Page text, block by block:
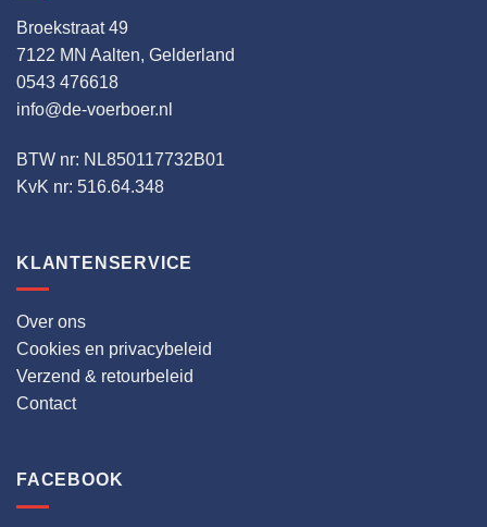
Broekstraat 49
7122 MN Aalten, Gelderland
0543 476618
info@de-voerboer.nl
BTW nr: NL850117732B01
KvK nr: 516.64.348
KLANTENSERVICE
Over ons
Cookies en privacybeleid
Verzend & retourbeleid
Contact
FACEBOOK